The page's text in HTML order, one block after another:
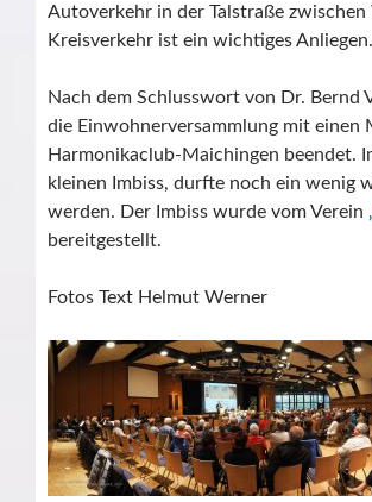
Autoverkehr in der Talstraße
Kreisverkehr ist ein wichtiges Anliegen.
Nach dem Schlusswort von Dr. Bernd
die Einwohnerversammlung mit einen
Harmonikaclub-Maichingen beendet.
kleinen Imbiss, durfte noch ein wenig
werden. Der Imbiss wurde vom Verein
bereitgestellt.
Fotos Text Helmut Werner